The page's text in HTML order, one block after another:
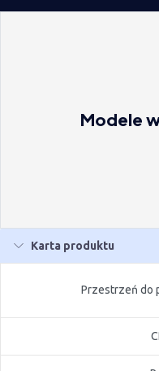
Modele
Karta produktu
Przestrzeń do